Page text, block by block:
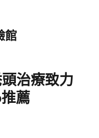
館
治療致力
薦